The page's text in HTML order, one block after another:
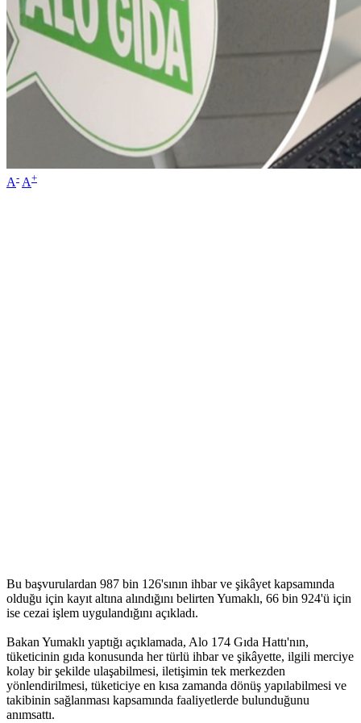
A- A+
Bu başvurulardan 987 bin 126'sının ihbar ve şikâyet kapsamında
olduğu için kayıt altına alındığını belirten Yumaklı, 66 bin 924'ü için
ise cezai işlem uygulandığını açıkladı.
Bakan Yumaklı yaptığı açıklamada, Alo 174 Gıda Hattı'nın,
tüketicinin gıda konusunda her türlü ihbar ve şikâyette, ilgili merciye
kolay bir şekilde ulaşabilmesi, iletişimin tek merkezden
yönlendirilmesi, tüketiciye en kısa zamanda dönüş yapılabilmesi ve
takibinin sağlanması kapsamında faaliyetlerde bulunduğunu
anımsattı.